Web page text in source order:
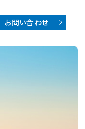
お問い合わせ